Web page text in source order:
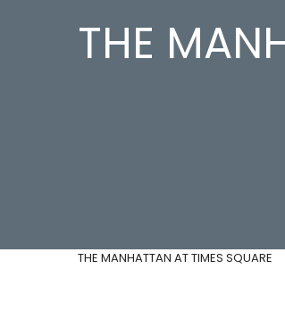
THE
THE MANHATTAN AT TIMES SQUARE